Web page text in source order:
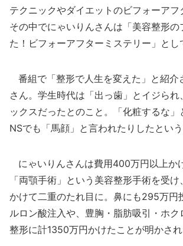
テクニックやダイエットのビフォーアフ
その中でにゃいりんさんは「美容整形の
た！ビフォーアフターミステリー」とし
番組で「整形で人生を変えた」と紹介
さん。学生時代は「出っ歯」とイジられ
ックスだったとのこと。「化粧するな
NSでも「馬顔」と言われたりしたという
にゃいりんさんは費用400万円以上か
「両顎手術」という美容整形手術を受
かけて二重のたれ目に。鼻にも295万円
ルロン酸注入や、豊胸・脂肪吸引・ホク
整形に計1350万円かけたことが明かされ